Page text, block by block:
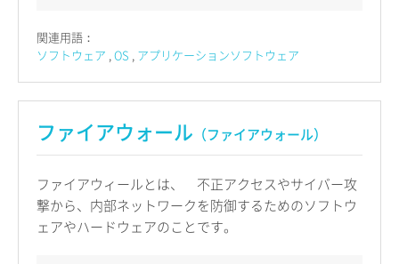
関連用語：
ソフトウェア OS アプリケーションソフトウェア
ファイアウォール （ファイアウォール）
ファイアウィールとは、 不正アクセスやサイバー攻
撃から、内部ネットワークを防御するためのソフトウ
ェアやハードウェアのことです。